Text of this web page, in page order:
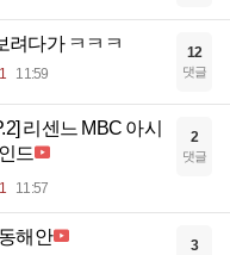
려다가 ㅋㅋㅋ
11:59
12
댓글
리센느 MBC 아시
드
11:57
2
댓글
해안 3